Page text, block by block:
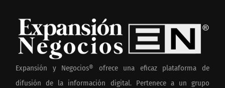
Expansión y Negocios® ofrece una eficaz plataforma de
difusión de la información digital. Pertenece a un grupo